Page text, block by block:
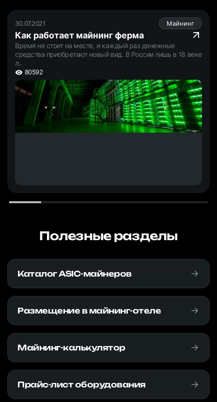
30.07.2021 Майнинг
Как работает майнинг ферма
Время не стоит на месте, и каждый раз денежные
средства приобретают новый вид. В России лишь в 18 веке
л..
80592
Полезные разделы
Каталог ASIC-майнеров
Размещение в майнинг-отеле
Майнинг-калькулятор
Прайс-лист оборудования